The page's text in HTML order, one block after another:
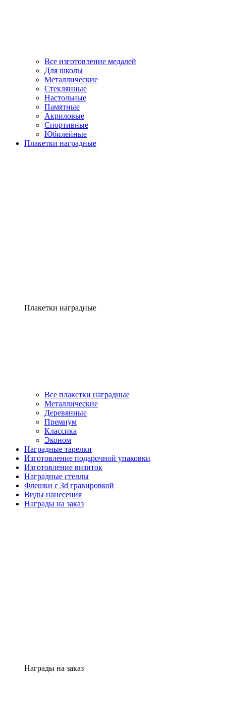
Все изготовление медалей
Для школы
Металлические
Стеклянные
Настольные
Памятные
Акриловые
Спортивные
Юбилейные
Плакетки наградные
Плакетки наградные
Все плакетки наградные
Металлические
Деревянные
Премиум
Классика
Эконом
Наградные тарелки
Изготовление подарочной упаковки
Изготовление визиток
Наградные стеллы
Флешки с 3d гравировкой
Виды нанесения
Награды на заказ
Награды на заказ